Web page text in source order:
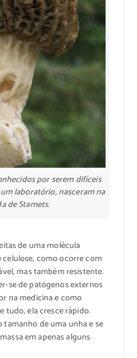
por serem difíceis
laboratório, nasceram na
de Stamets.
de uma molécula
como ocorre com
mas também resistente.
se de patógenos externos
na medicina e como
tudo, ela cresce rápido.
tamanho de uma unha e se
em apenas alguns